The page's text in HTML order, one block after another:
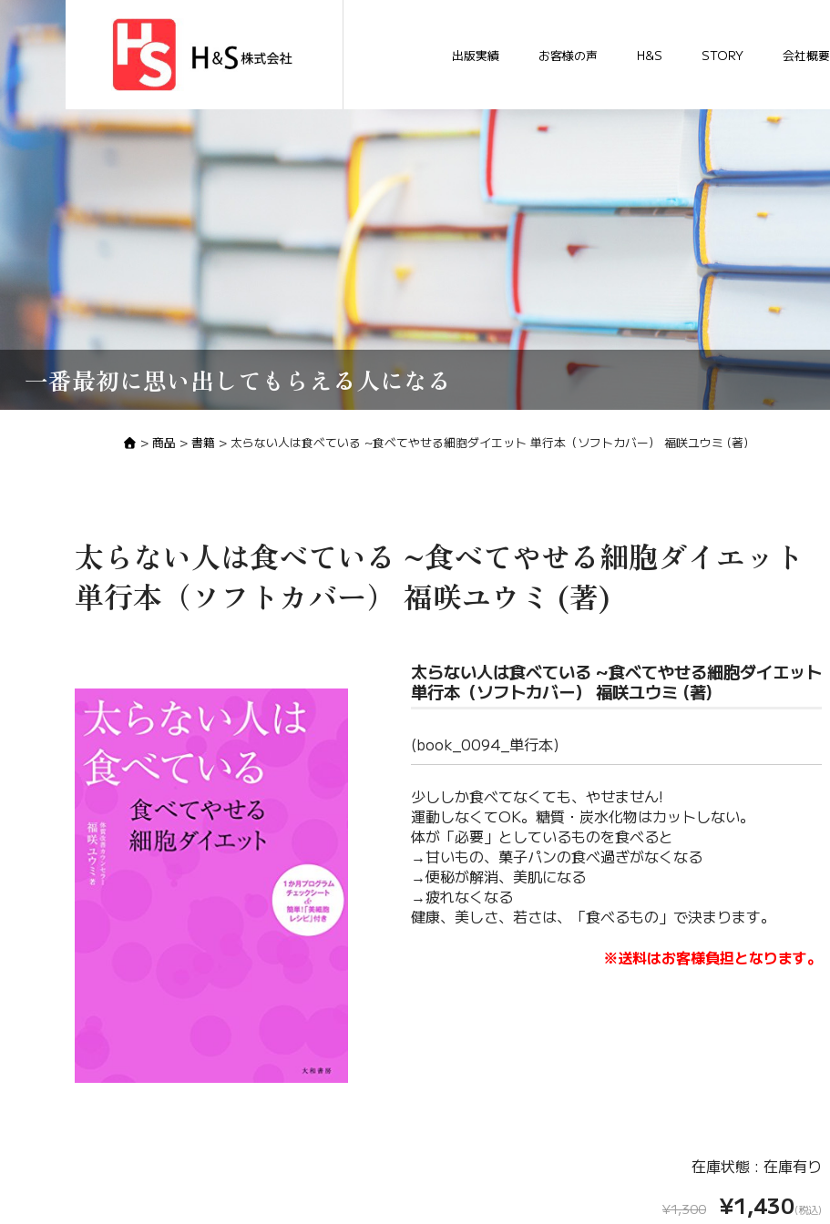
出版実績 お客様の声 H&S STORY 会社概要
一番最初に思い出してもらえる人になる
>商品 >書籍 > 太らない人は食べている ~食べてやせる細胞ダイエット 単行本（ソフトカバー） 福咲ユウミ (著)
太らない人は食べている ~食べてやせる細胞ダイエット
単行本（ソフトカバー） 福咲ユウミ (著)
太らない人は食べている ~食べてやせる細胞ダイエット
単行本（ソフトカバー） 福咲ユウミ (著)
(book_0094_単行本)
少ししか食べてなくても、やせません!
運動しなくてOK。糖質・炭水化物はカットしない。
体が「必要」としているものを食べると
→甘いもの、菓子パンの食べ過ぎがなくなる
→便秘が解消、美肌になる
→疲れなくなる
健康、美しさ、若さは、「食べるもの」で決まります。
※送料はお客様負担となります。
在庫状態 : 在庫有り
¥1,300 ¥1,430(税込)